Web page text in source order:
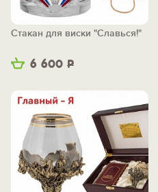
6 600 Р
Стакан для виски "Славься!"